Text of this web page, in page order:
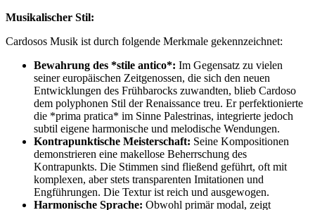
Musikalischer Stil:
Cardosos Musik ist durch folgende Merkmale gekennzeichnet:
Bewahrung des *stile antico*: Im Gegensatz zu vielen
seiner europäischen Zeitgenossen, die sich den neuen
Entwicklungen des Frühbarocks zuwandten, blieb Cardoso
dem polyphonen Stil der Renaissance treu. Er perfektionierte
die *prima pratica* im Sinne Palestrinas, integrierte jedoch
subtil eigene harmonische und melodische Wendungen.
Kontrapunktische Meisterschaft: Seine Kompositionen
demonstrieren eine makellose Beherrschung des
Kontrapunkts. Die Stimmen sind fließend geführt, oft mit
komplexen, aber stets transparenten Imitationen und
Engführungen. Die Textur ist reich und ausgewogen.
Harmonische Sprache: Obwohl primär modal, zeigt